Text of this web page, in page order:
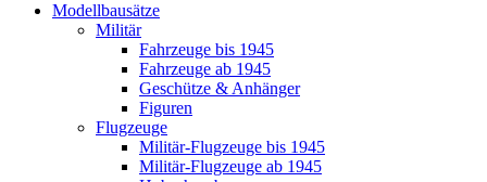
Modellbausätze
Militär
Fahrzeuge bis 1945
Fahrzeuge ab 1945
Geschütze & Anhänger
Figuren
Flugzeuge
Militär-Flugzeuge bis 1945
Militär-Flugzeuge ab 1945